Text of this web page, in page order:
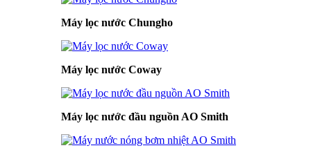
Máy lọc nước Chungho
Máy lọc nước Coway
Máy lọc nước đầu nguồn AO Smith